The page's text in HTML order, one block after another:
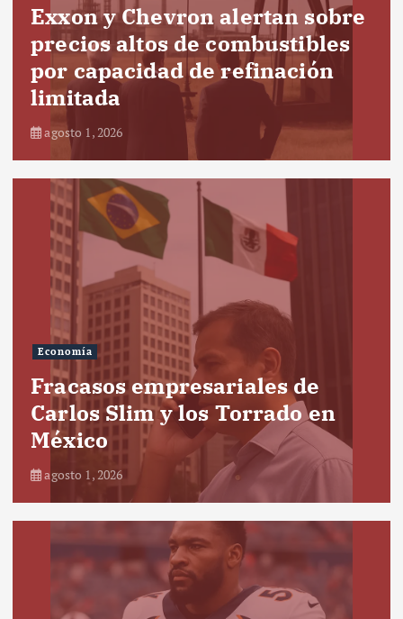
Exxon y Chevron alertan sobre
precios altos de combustibles
por capacidad de refinación
limitada
agosto 1, 2026
Economía
Fracasos empresariales de
Carlos Slim y los Torrado en
México
agosto 1, 2026